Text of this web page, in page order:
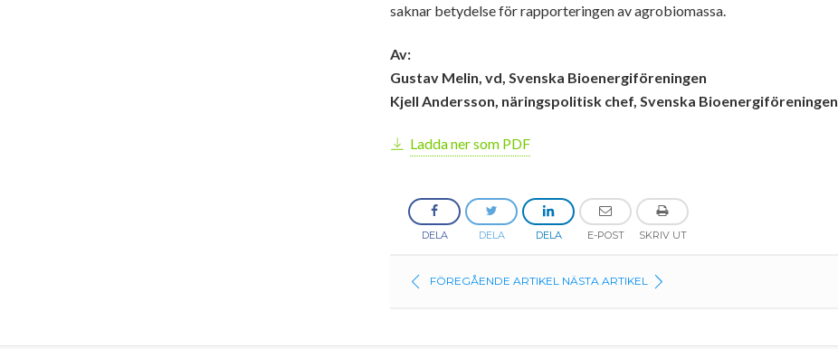
saknar betydelse för rapporteringen av agrobiomassa.
Av:
Gustav Melin, vd, Svenska Bioenergiföreningen
Kjell Andersson, näringspolitisk chef, Svenska Bioenergiföreningen
Ladda ner som PDF
DELA DELA DELA E-POST SKRIV UT
FÖREGÅENDE ARTIKEL NÄSTA ARTIKEL